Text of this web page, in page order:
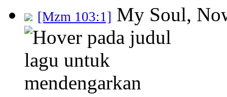
[Mzm 103:1] My Soul,